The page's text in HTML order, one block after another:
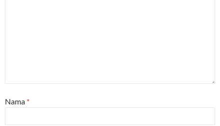
Nama *